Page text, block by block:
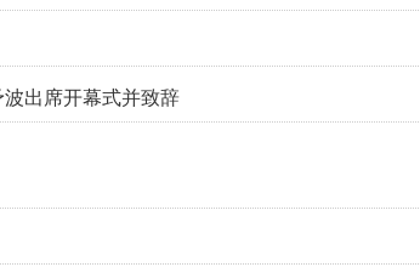
出席开幕式并致辞